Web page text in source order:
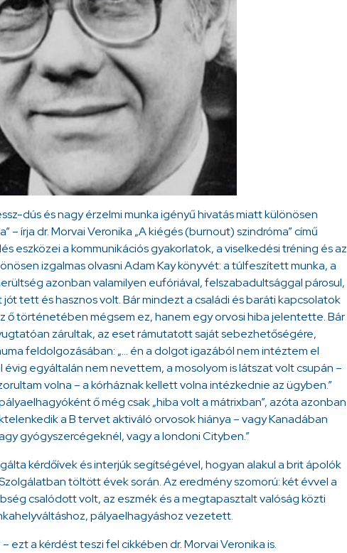
dús és nagy érzelmi munka igényű hivatás miatt különösen
– írja dr. Morvai Veronika „A kiégés (burnout) szindróma” című
eszközei a kommunikációs gyakorlatok, a viselkedési tréning és az
izgalmas olvasni Adam Kay könyvét: a túlfeszített munka, a
azonban valamilyen eufóriával, felszabadultsággal párosul,
tett és hasznos volt. Bár mindezt a családi és baráti kapcsolatok
ő történetében mégsem ez, hanem egy orvosi hiba jelentette. Bár
zárultak, az eset rámutatott saját sebezhetőségére,
feldolgozásában: „… én a dolgot igazából nem intéztem el
egyáltalán nem nevettem, a mosolyom is látszat volt csupán –
volna – a kórháznak kellett volna intézkednie az ügyben.”
ő még csak „hiba volt a mátrixban”, azóta azonban
a B tervet aktiváló orvosok hiánya – vagy Kanadában
gyógyszercégeknél, vagy a londoni Cityben.”
kérdőívek és interjúk segítségével, hogyan alakul a brit ápolók
töltött évek során. Az eredmény szomorú: két évvel a
csalódott volt, az eszmék és a megtapasztalt valóság közti
pályaelhagyáshoz vezetett.
ezt a kérdést teszi fel cikkében dr. Morvai Veronika is.